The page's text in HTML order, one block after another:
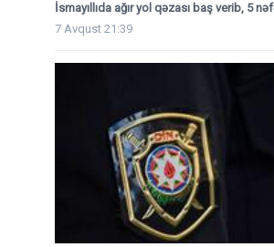
İsmayıllıda ağır yol qəzası baş verib, 5
7 Avqust 21:39